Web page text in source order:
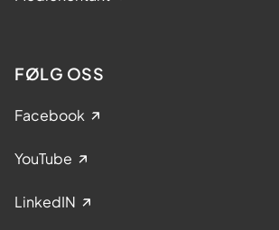
FØLG OSS
Facebook
YouTube
LinkedIN